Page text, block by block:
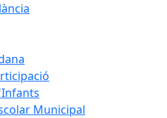
Municipal